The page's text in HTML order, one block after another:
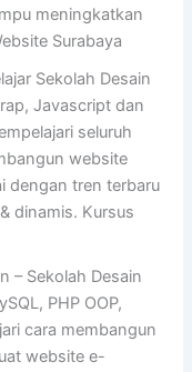
meningkatkan
Surabaya
Sekolah Desain
Javascript dan
seluruh
website
dengan tren terbaru
dinamis. Kursus
– Sekolah Desain
PHP OOP,
cara membangun
website e-